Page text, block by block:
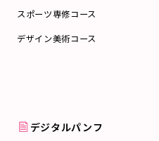
スポーツ専修コース
デザイン美術コース
デジタルパンフ